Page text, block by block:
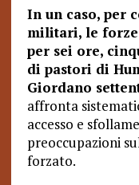
In un caso, per
militari, le
per sei ore,
di pastori di
Giordano
affronta
accesso e
preoccupazioni
forzato.